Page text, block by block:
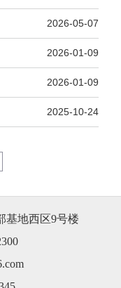
天津市茂
...
2026-05-07
2026-01-09
2026-01-09
2025-10-24
基地西区9号楼